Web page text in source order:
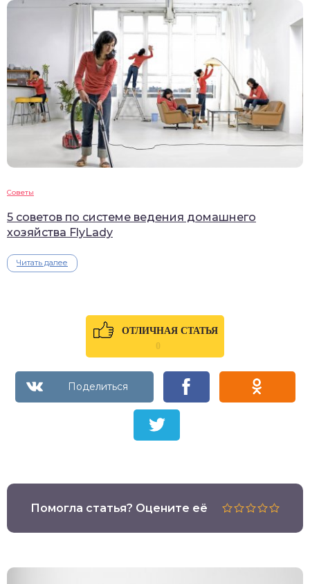
Советы
5 советов по системе ведения домашнего
хозяйства FlyLady
Читать далее
ОТЛИЧНАЯ СТАТЬЯ
0
Помогла статья? Оцените её